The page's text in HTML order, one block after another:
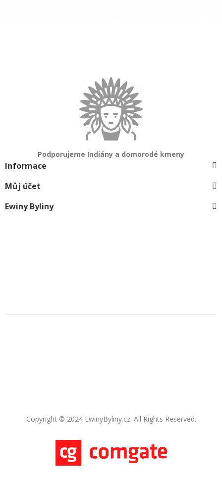
Podporujeme Indiány a domorodé kmeny
Informace
Můj účet
Ewiny Byliny
Copyright © 2024 EwinyByliny.cz. All Rights Reserved.